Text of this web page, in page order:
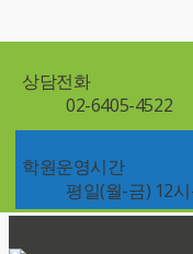
상담전화
02-6405-4522
학원운영시간
평일(월-금) 12